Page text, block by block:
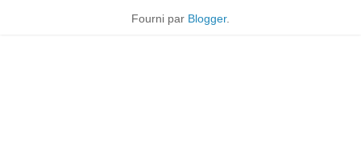
Fourni par Blogger.